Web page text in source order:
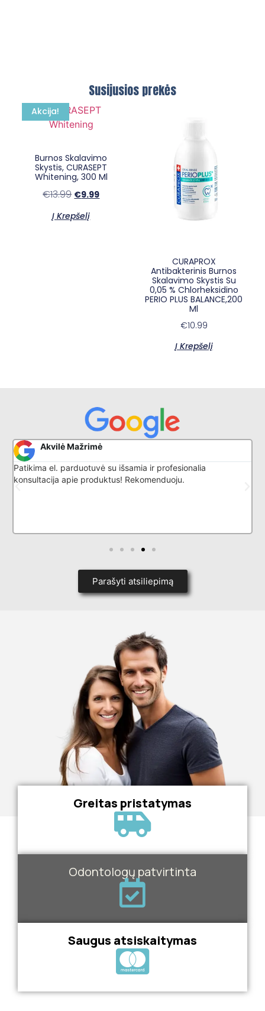
Susijusios prekės
Akcija!
Burnos Skalavimo
Skystis, CURASEPT
Whitening, 300 Ml
€13.99 €9.99
Į Krepšelį
CURAPROX
Antibakterinis Burnos
Skalavimo Skystis Su
0,05 % Chlorheksidino
PERIO PLUS BALANCE,200
Ml
€10.99
Į Krepšelį
Akvilė Mažrimė
Patikima el. parduotuvė su išsamia ir profesionalia
konsultacija apie produktus! Rekomenduoju.
Parašyti atsiliepimą
Greitas pristatymas
Odontologų patvirtinta
Saugus atsiskaitymas
E-sypsena DI odontologas